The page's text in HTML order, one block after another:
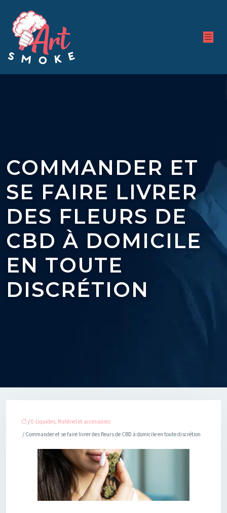
COMMANDER ET
SE FAIRE LIVRER
DES FLEURS DE
CBD À DOMICILE
EN TOUTE
DISCRÉTION
/ E-Liquides, Matériel et accessoires
/ Commander et se faire livrer des fleurs de CBD à domicile en toute discrétion